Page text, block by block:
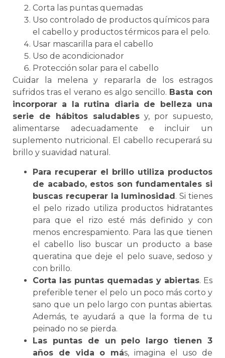
Corta las puntas quemadas
Uso controlado de productos químicos para
el cabello y productos térmicos para el pelo.
Usar mascarilla para el cabello
Uso de acondicionador
Protección solar para el cabello
Cuidar la melena y repararla de los estragos
sufridos tras el verano es algo sencillo. Basta con
incorporar a la rutina diaria de belleza una
serie de hábitos saludables y, por supuesto,
alimentarse adecuadamente e incluir un
suplemento nutricional. El cabello recuperará su
brillo y suavidad natural.
Para recuperar el brillo utiliza productos
de acabado, estos son fundamentales si
buscas recuperar la luminosidad. Si tienes
el pelo rizado utiliza productos hidratantes
para que el rizo esté más definido y con
menos encrespamiento. Para las que tienen
el cabello liso buscar un producto a base
queratina que deje el pelo suave, sedoso y
con brillo.
Corta las puntas quemadas y abiertas. Es
preferible tener el pelo un poco más corto y
sano que un pelo largo con puntas abiertas.
Además, te ayudará a que la forma de tu
peinado no se pierda.
Las puntas de un pelo largo tienen 3
años de vida o más, imagina el uso de